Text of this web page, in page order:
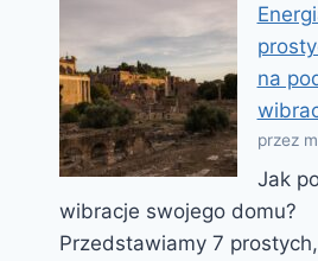
na
przez
Jak
wibracje swojego domu?
Przedstawiamy 7